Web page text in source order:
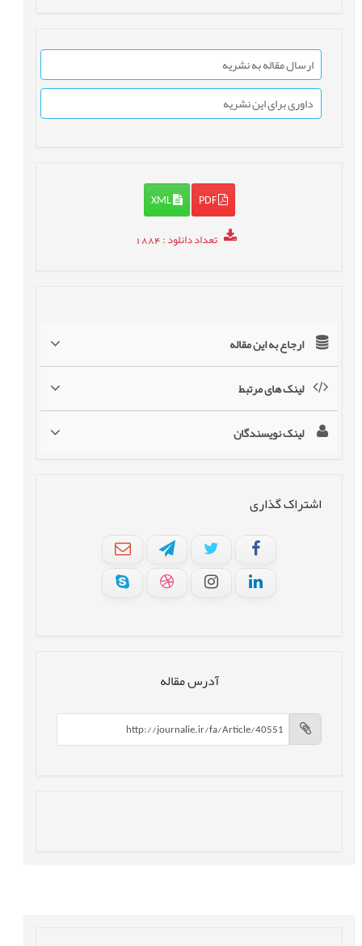
ارسال مقاله به نشریه
داوری برای این نشریه
PDF
XML
تعداد دانلود: 1884
ارجاع به این مقاله
لینک های مرتبط
لینک نویسندگان
اشتراک گذاری
آدرس مقاله